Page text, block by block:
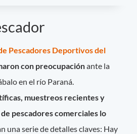
Pescadores Deportivos del
con preocupaciónante la
en el río Paraná.
muestreos recientes y
pescadores comerciales lo
una serie de detalles claves: Hay